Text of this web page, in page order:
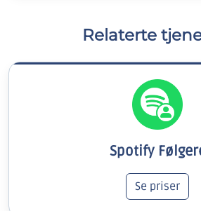
Relaterte
Spotify
Se priser